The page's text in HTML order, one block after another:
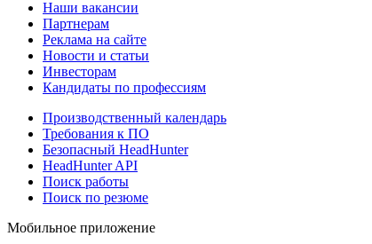
Наши вакансии
Партнерам
Реклама на сайте
Новости и статьи
Инвесторам
Кандидаты по профессиям
Производственный календарь
Требования к ПО
Безопасный HeadHunter
HeadHunter API
Поиск работы
Поиск по резюме
Мобильное приложение